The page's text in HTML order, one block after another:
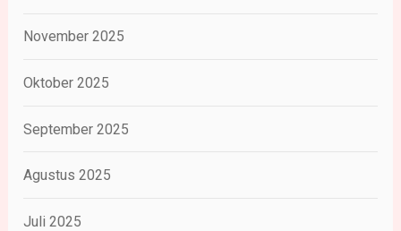
November 2025
Oktober 2025
September 2025
Agustus 2025
Juli 2025